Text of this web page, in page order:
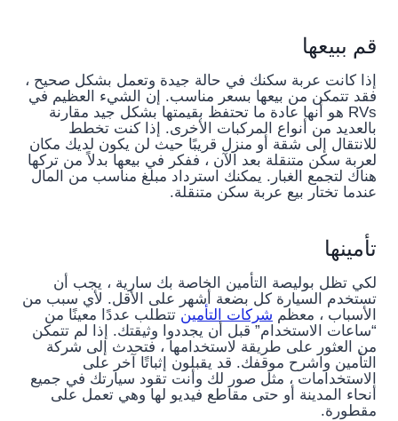
قم ببيعها
إذا كانت عربة سكنك في حالة جيدة وتعمل بشكل صحيح ،
فقد تتمكن من بيعها بسعر مناسب. إن الشيء العظيم في
RVs هو أنها عادة ما تحتفظ بقيمتها بشكل جيد مقارنة
بالعديد من أنواع المركبات الأخرى. إذا كنت تخطط
للانتقال إلى شقة أو منزل قريبًا حيث لن يكون لديك مكان
لعربة سكن متنقلة بعد الآن ، ففكر في بيعها بدلاً من تركها
هناك لتجمع الغبار. يمكنك استرداد مبلغ مناسب من المال
عندما تختار بيع عربة سكن متنقلة.
تأمينها
لكي تظل بوليصة التأمين الخاصة بك سارية ، يجب أن
تستخدم السيارة كل بضعة أشهر على الأقل. لأي سبب من
الأسباب ، معظم شركات التأمين تتطلب عددًا معينًا من
“ساعات الاستخدام” قبل أن يجددوا وثيقتك. إذا لم تتمكن
من العثور على طريقة لاستخدامها ، فتحدث إلى شركة
التأمين واشرح موقفك. قد يقبلون إثباتًا آخر على
الاستخدامات ، مثل صور لك وأنت تقود سيارتك في جميع
أنحاء المدينة أو حتى مقاطع فيديو لها وهي تعمل على
مقطورة.